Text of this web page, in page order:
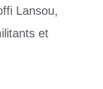
Lansou,
et